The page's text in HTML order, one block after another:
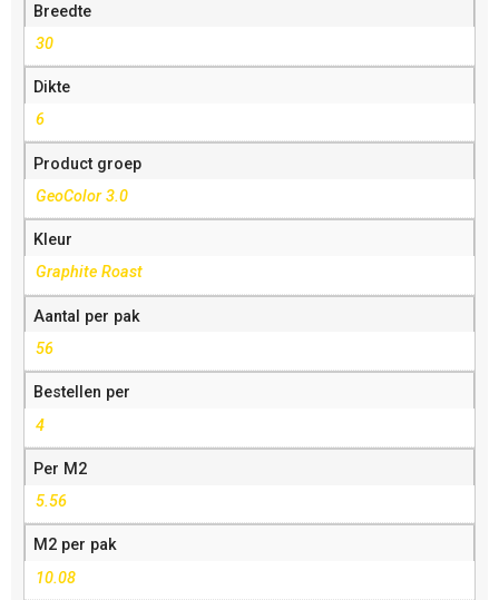
Breedte
30
Dikte
6
Product groep
GeoColor 3.0
Kleur
Graphite Roast
Aantal per pak
56
Bestellen per
4
Per M2
5.56
M2 per pak
10.08